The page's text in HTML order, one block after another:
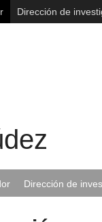
Dirección de
Dirección de